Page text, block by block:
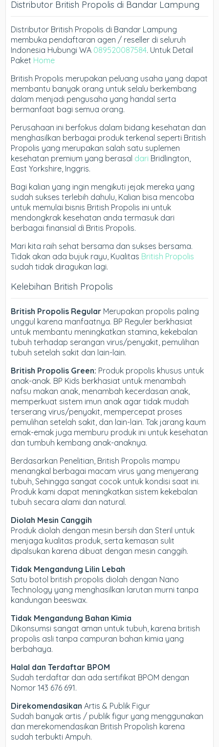
Distributor British Propolis di Bandar Lampung
Distributor British Propolis di Bandar Lampung
membuka pendaftaran agen / reseller di seluruh
Indonesia Hubungi WA 089520087584. Untuk Detail
Paket Home
British Propolis merupakan peluang usaha yang dapat
membantu banyak orang untuk selalu berkembang
dalam menjadi pengusaha yang handal serta
bermanfaat bagi semua orang.
Perusahaan ini berfokus dalam bidang kesehatan dan
menghasilkan berbagai produk terkenal seperti British
Propolis yang merupakan salah satu suplemen
kesehatan premium yang berasal dari Bridlington,
East Yorkshire, Inggris.
Bagi kalian yang ingin mengikuti jejak mereka yang
sudah sukses terlebih dahulu, Kalian bisa mencoba
untuk memulai bisnis British Propolis ini untuk
mendongkrak kesehatan anda termasuk dari
berbagai finansial di Britis Propolis.
Mari kita raih sehat bersama dan sukses bersama.
Tidak akan ada bujuk rayu, Kualitas British Propolis
sudah tidak diragukan lagi.
Kelebihan British Propolis
British Propolis Regular Merupakan propolis paling
unggul karena manfaatnya. BP Reguler berkhasiat
untuk membantu meningkatkan stamina, kekebalan
tubuh terhadap serangan virus/penyakit, pemulihan
tubuh setelah sakit dan lain-lain.
British Propolis Green: Produk propolis khusus untuk
anak-anak. BP Kids berkhasiat untuk menambah
nafsu makan anak, menambah kecerdasan anak,
memperkuat sistem imun anak agar tidak mudah
terserang virus/penyakit, mempercepat proses
pemulihan setelah sakit, dan lain-lain. Tak jarang kaum
emak-emak juga memburu produk ini untuk kesehatan
dan tumbuh kembang anak-anaknya.
Berdasarkan Penelitian, British Propolis mampu
menangkal berbagai macam virus yang menyerang
tubuh, Sehingga sangat cocok untuk kondisi saat ini.
Produk kami dapat meningkatkan sistem kekebalan
tubuh secara alami dan natural.
Diolah Mesin Canggih
Produk diolah dengan mesin bersih dan Steril untuk
menjaga kualitas produk, serta kemasan sulit
dipalsukan karena dibuat dengan mesin canggih.
Tidak Mengandung Lilin Lebah
Satu botol british propolis diolah dengan Nano
Technology yang menghasilkan larutan murni tanpa
kandungan beeswax.
Tidak Mengandung Bahan Kimia
Dikonsumsi sangat aman untuk tubuh, karena british
propolis asli tanpa campuran bahan kimia yang
berbahaya.
Halal dan Terdaftar BPOM
Sudah terdaftar dan ada sertifikat BPOM dengan
Nomor 143 676 691.
Direkomendasikan Artis & Publik Figur
Sudah banyak artis / publik figur yang menggunakan
dan merekomendasikan British Propolish karena
sudah terbukti Ampuh.